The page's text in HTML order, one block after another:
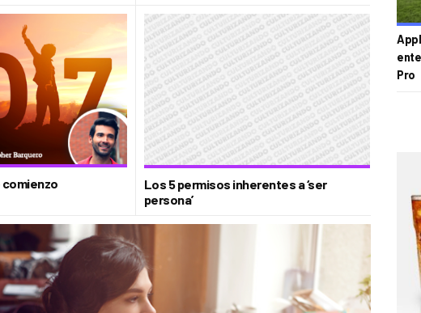
comienzo
Los 5 permisos inherentes a ‘ser
persona’
Pro